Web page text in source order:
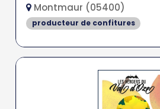
Montmaur (05400)
producteur de confitures